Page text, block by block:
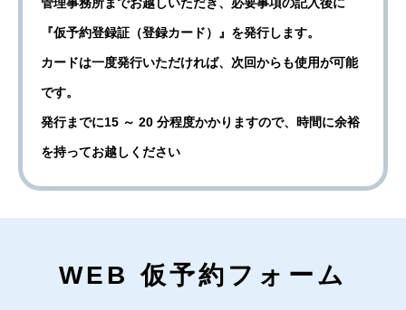
管理事務所までお越しいただき、必要事項の記入後に
『仮予約登録証（登録カード）』を発行します。
カードは一度発行いただければ、次回からも使用が可能
です。
発行までに15 ～ 20 分程度かかりますので、時間に余裕
を持ってお越しください
WEB 仮予約フォーム